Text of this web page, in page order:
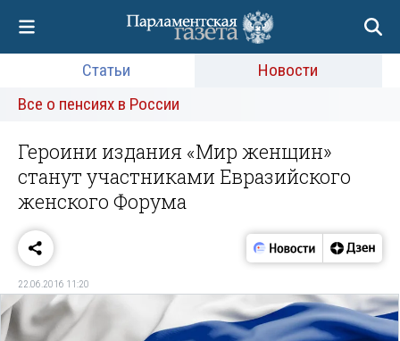
Статьи
Новости
Все о пенсиях в России
Героини издания «Мир женщин»
станут участниками Евразийского
женского Форума
22.06.2016 11:20